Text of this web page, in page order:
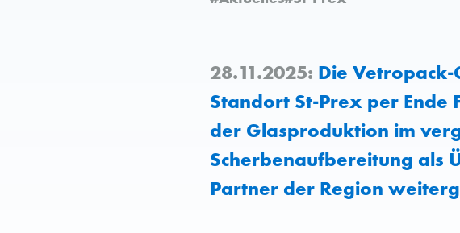
28.11.2025: Die
Standort St-Prex per Ende
der Glasproduktion im
Scherbenaufbereitung als
Partner der Region